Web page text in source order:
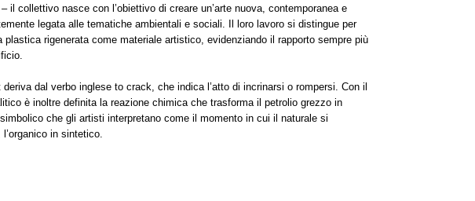
il collettivo nasce con l’obiettivo di creare un’arte nuova, contemporanea e
legata alle tematiche ambientali e sociali. Il loro lavoro si distingue per
plastica rigenerata come materiale artistico, evidenziando il rapporto sempre più
deriva dal verbo inglese to crack, che indica l’atto di incrinarsi o rompersi. Con il
è inoltre definita la reazione chimica che trasforma il petrolio grezzo in
che gli artisti interpretano come il momento in cui il naturale si
in sintetico.